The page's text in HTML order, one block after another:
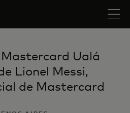
Ualá
Lionel Messi,
de Mastercard